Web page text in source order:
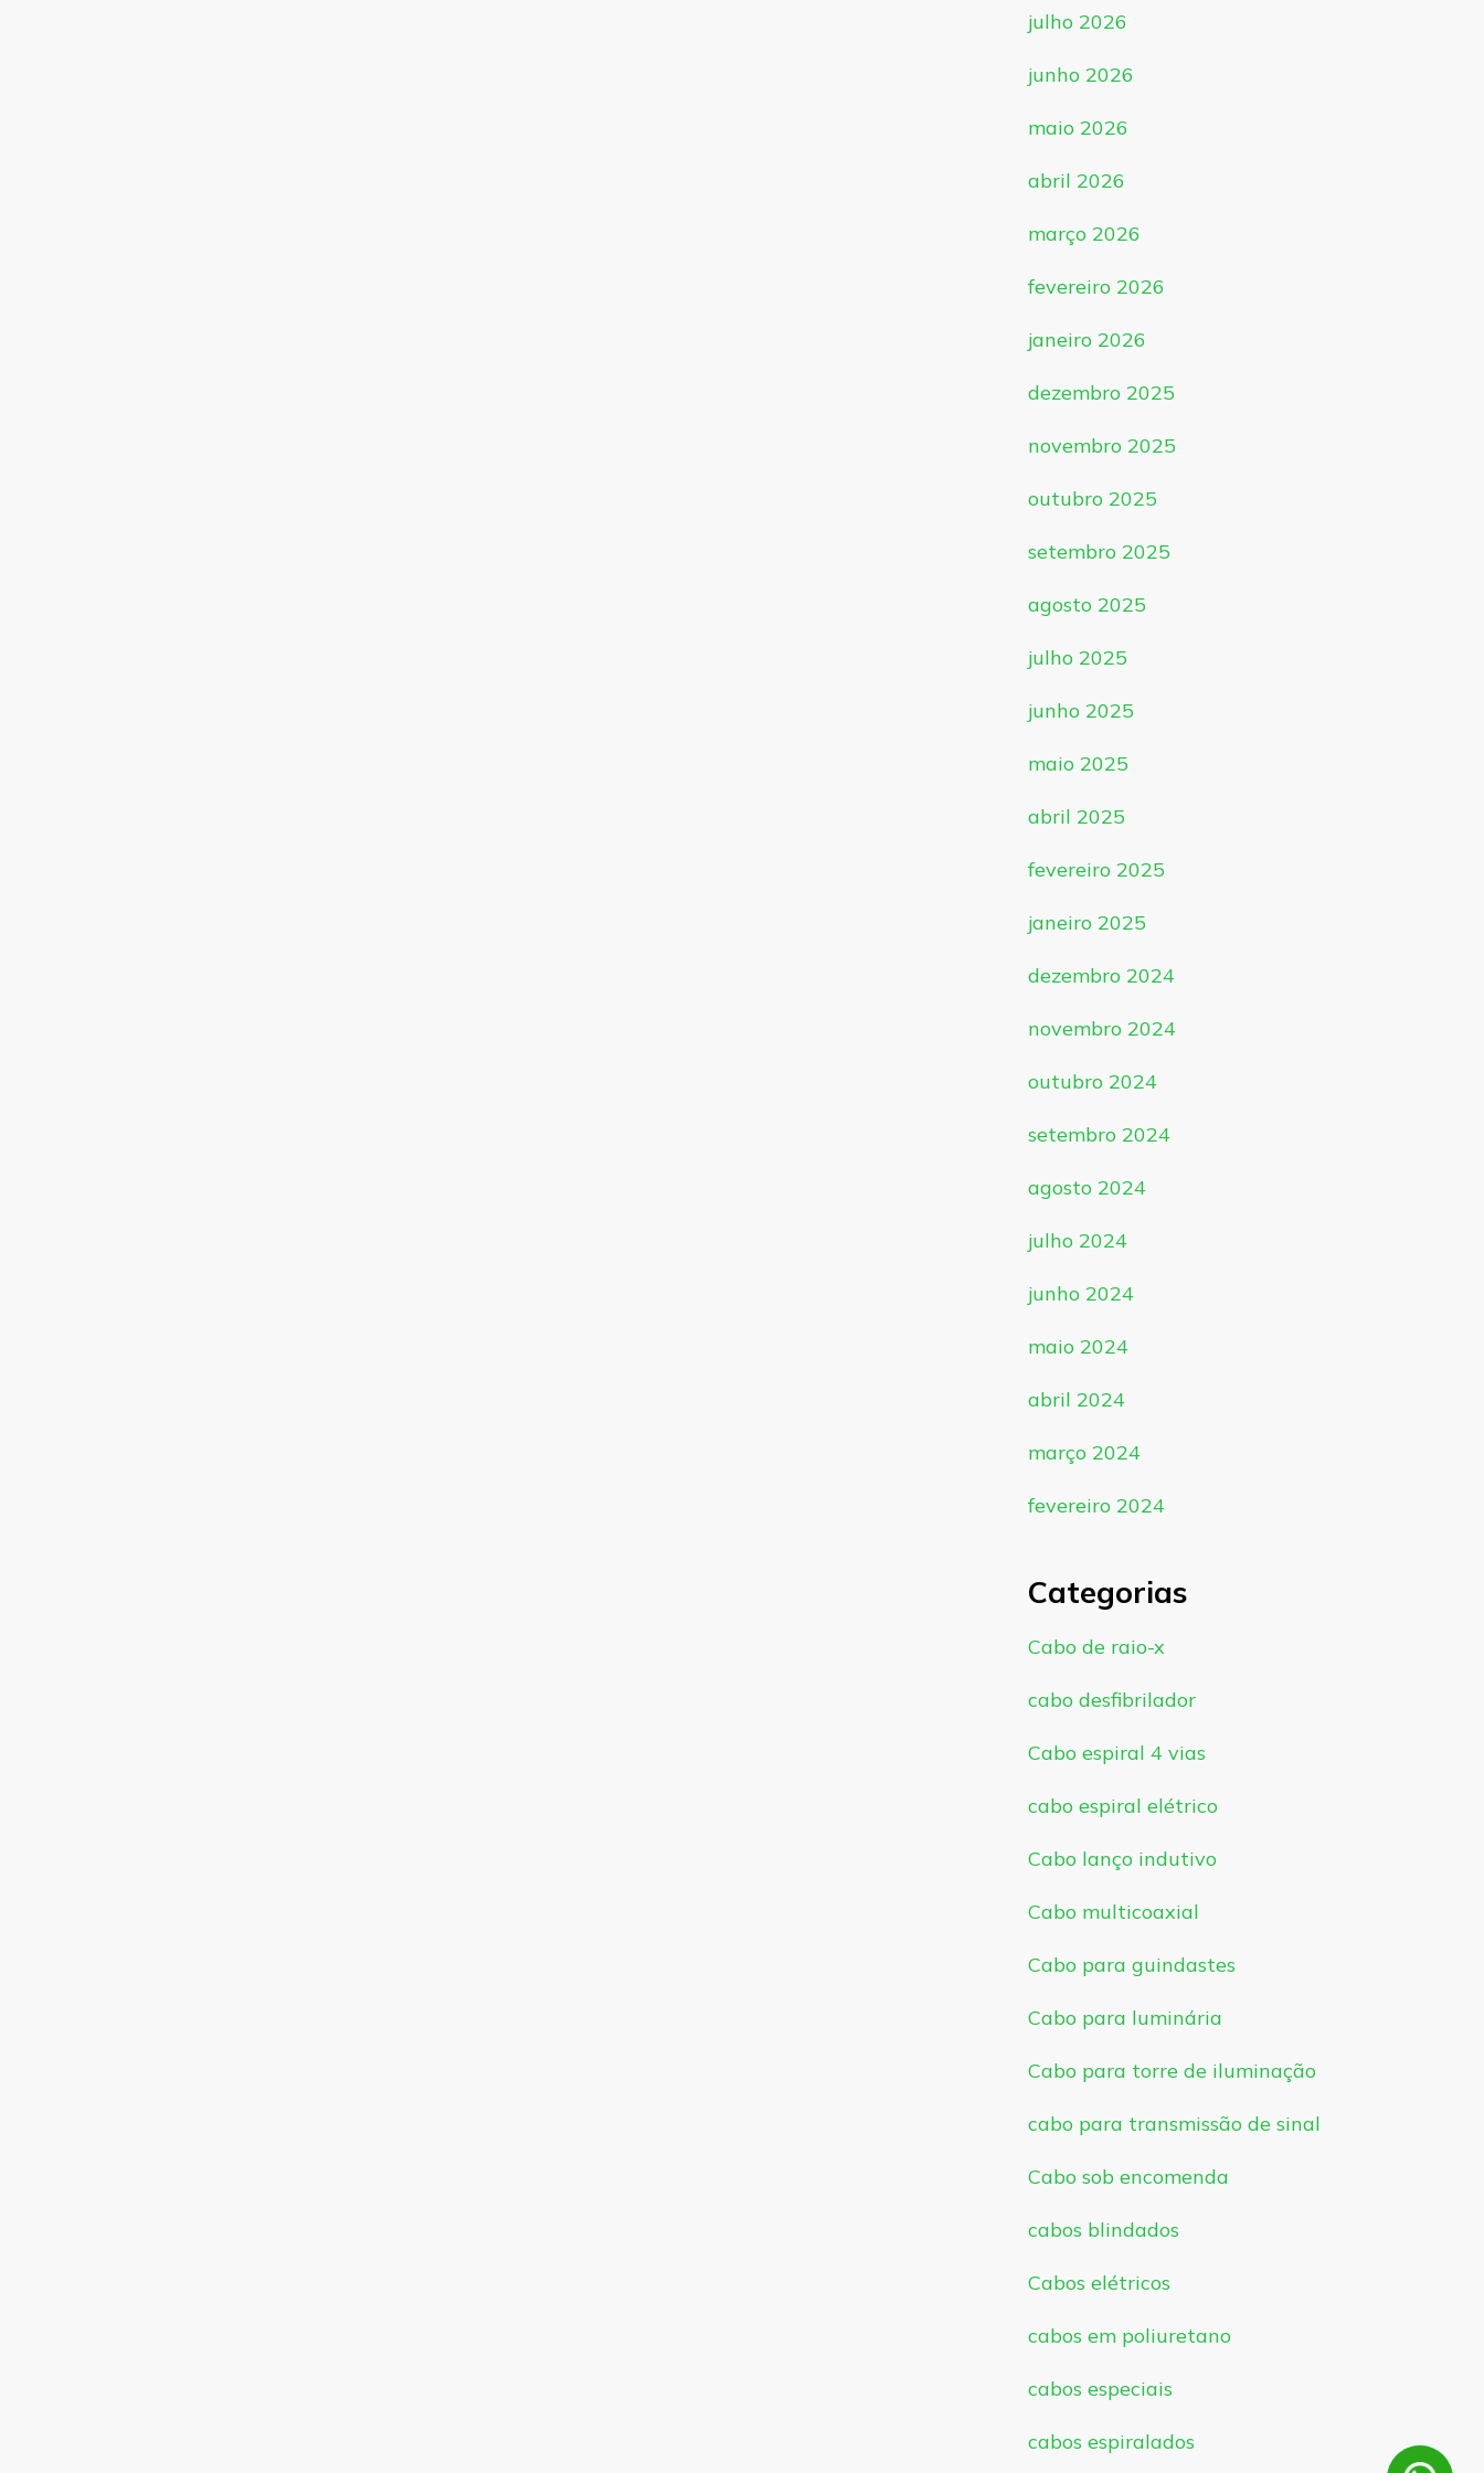
julho 2026
junho 2026
maio 2026
abril 2026
março 2026
fevereiro 2026
janeiro 2026
dezembro 2025
novembro 2025
outubro 2025
setembro 2025
agosto 2025
julho 2025
junho 2025
maio 2025
abril 2025
fevereiro 2025
janeiro 2025
dezembro 2024
novembro 2024
outubro 2024
setembro 2024
agosto 2024
julho 2024
junho 2024
maio 2024
abril 2024
março 2024
fevereiro 2024
Categorias
Cabo de raio-x
cabo desfibrilador
Cabo espiral 4 vias
cabo espiral elétrico
Cabo lanço indutivo
Cabo multicoaxial
Cabo para guindastes
Cabo para luminária
Cabo para torre de iluminação
cabo para transmissão de sinal
Cabo sob encomenda
cabos blindados
Cabos elétricos
cabos em poliuretano
cabos especiais
cabos espiralados